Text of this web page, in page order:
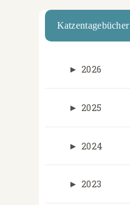
Katzentagebücher
► 2026
► 2025
► 2024
► 2023